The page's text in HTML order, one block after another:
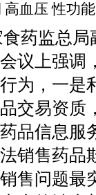
高血压 性功
药监总
议上强调
为，一是
交易资质
品信息服
销售药品
售问题最